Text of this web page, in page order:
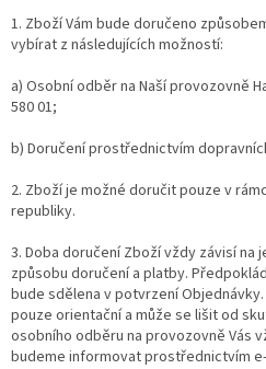
1. Zboží Vám bude doručeno
vybírat z následujících možností:
a) Osobní odběr na Naší provozovně
580 01;
b) Doručení prostřednictvím
2. Zboží je možné doručit pouze v
republiky.
3. Doba doručení Zboží vždy závisí na
způsobu doručení a platby.
bude sdělena v potvrzení Objednávky.
pouze orientační a může se lišit od
osobního odběru na provozovně Vás
budeme informovat prostřednictvím